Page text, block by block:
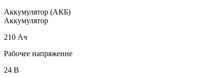
Аккумулятор (АКБ)
Аккумулятор
210 Ач
Рабочее напряжение
24 В